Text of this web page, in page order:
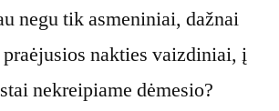
negu tik asmeniniai, dažnai
nakties vaizdiniai, į
nekreipiame dėmesio?